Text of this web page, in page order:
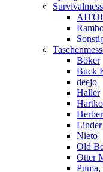
Böker
Buck
deejo
Haller
Linder
Nieto
Old
Otter